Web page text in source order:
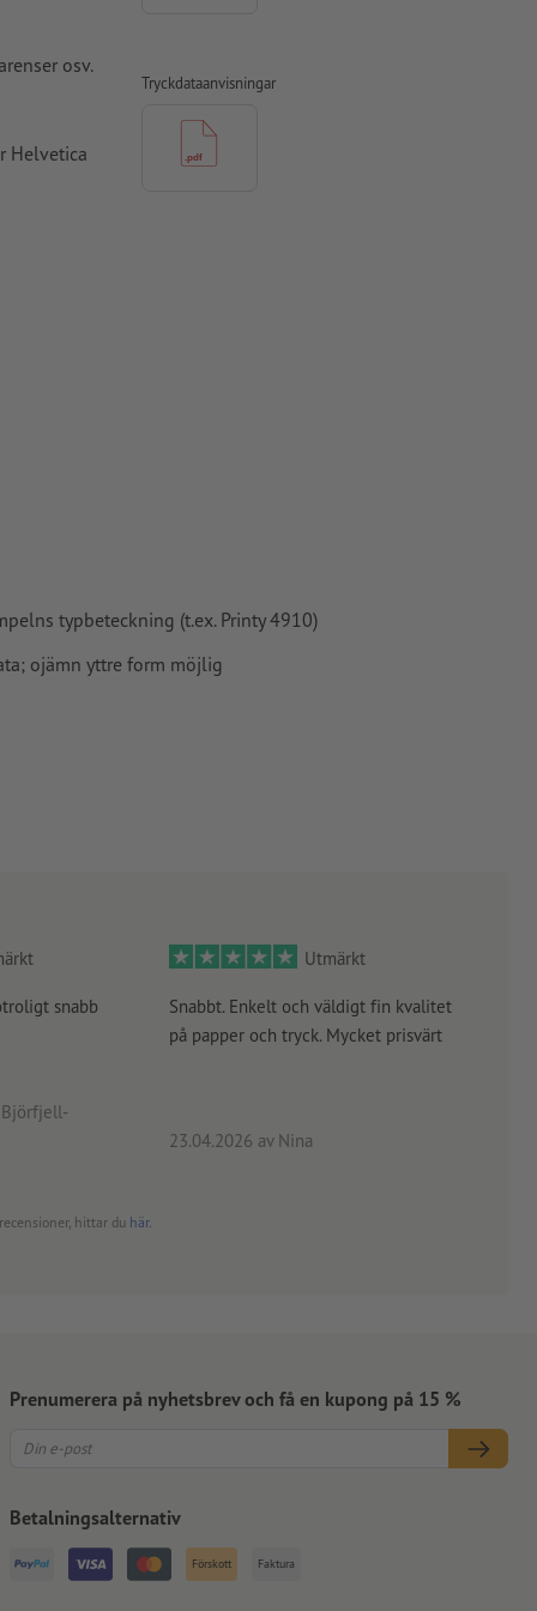
osv.
Helvetica
Tryckdataanvisningar
typbeteckning (t.ex. Printy 4910)
ojämn yttre form möjlig
snabb
Björfjell-
Utmärkt
Snabbt. Enkelt och väldigt fin kvalitet
på papper och tryck. Mycket prisvärt
23.04.2026 av Nina
hittar du här.
Prenumerera på nyhetsbrev och få en kupong på 15 %
Betalningsalternativ
Förskott Faktura